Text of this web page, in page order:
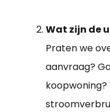
Wat zijn de
Praten we
aanvraag?